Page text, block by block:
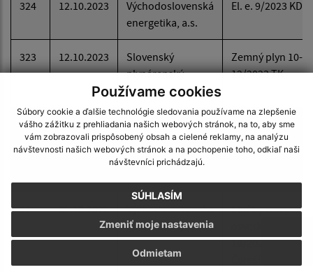
Používame cookies
Súbory cookie a ďalšie technológie sledovania používame na zlepšenie
vášho zážitku z prehliadania našich webových stránok, na to, aby sme
vám zobrazovali prispôsobený obsah a cielené reklamy, na analýzu
návštevnosti našich webových stránok a na pochopenie toho, odkiaľ naši
návštevníci prichádzajú.
SÚHLASÍM
Odmietam
Zmeniť moje nastavenia
324 12.10.2023
Východoslovenská
energetika, a.s.
El. e. 9/2023 KD
323 12.10.2023
Slovenský
plynárenský
priemysel, a.s.
Zemný plyn 10-
12/2023 TK
322 12.10.2023
Východoslovenská
distribučná, a.s.
Služby verejného
osvetlenia
10/2023
321 09.10.2023
Východoslovenská
distribučná, a.s.
Služby verejného
10/2023